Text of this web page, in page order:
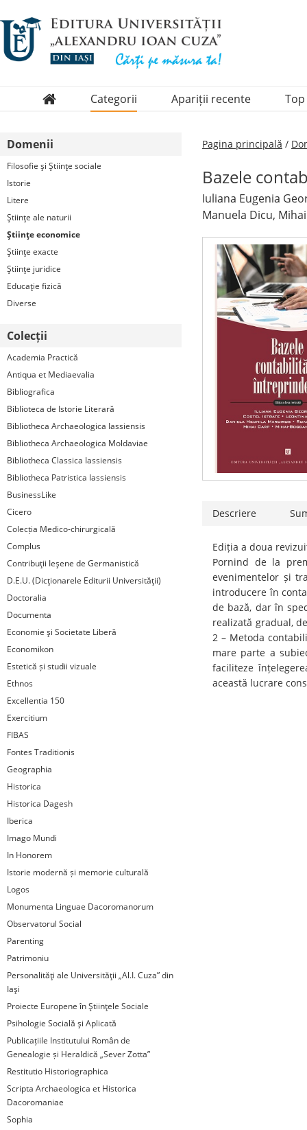
Categorii
Periodice
Apariții recente Top
Domenii
Filosofie şi Ştiinţe sociale
Istorie
Litere
Ştiinţe ale naturii
Ştiinţe economice
Ştiinţe exacte
Ştiinţe juridice
Educaţie fizică
Diverse
Colecții
Academia Practică
Antiqua et Mediaevalia
Bibliografica
Biblioteca de Istorie Literară
Bibliotheca Archaeologica Iassiensis
Bibliotheca Archaeologica Moldaviae
Bibliotheca Classica Iassiensis
Bibliotheca Patristica Iassiensis
BusinessLike
Cicero
Colecția Medico-chirurgicală
Complus
Contribuţii Ieşene de Germanistică
D.E.U. (Dicţionarele Editurii Universităţii)
Doctoralia
Documenta
Economie şi Societate Liberă
Economikon
Estetică și studii vizuale
Ethnos
Excellentia 150
Exercitium
FIBAS
Fontes Traditionis
Geographia
Historica
Historica Dagesh
Iberica
Imago Mundi
In Honorem
Istorie modernă și memorie culturală
Logos
Monumenta Linguae Dacoromanorum
Observatorul Social
Parenting
Patrimoniu
Personalităţi ale Universităţii „Al.I. Cuza” din
Iaşi
Proiecte Europene în Ştiinţele Sociale
Psihologie Socială şi Aplicată
Publicațiile Institutului Român de
Genealogie și Heraldică „Sever Zotta”
Restitutio Historiographica
Scripta Archaeologica et Historica
Dacoromaniae
Sophia
Pagina principală /
Bazele
Iuliana Eugenia
Manuela Dicu,
Descriere
Ediția a doua
Pornind de la
evenimentelor și
introducere în
de bază, dar în
realizată gradual,
2 – Metoda
mare parte a
faciliteze
această lucrare